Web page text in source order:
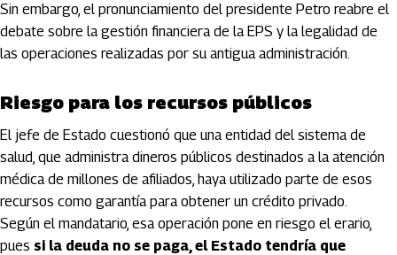
Sin embargo, el pronunciamiento del presidente Petro reabre el
debate sobre la gestión financiera de la EPS y la legalidad de
las operaciones realizadas por su antigua administración.
Riesgo para los recursos públicos
El jefe de Estado cuestionó que una entidad del sistema de
salud, que administra dineros públicos destinados a la atención
médica de millones de afiliados, haya utilizado parte de esos
recursos como garantía para obtener un crédito privado.
Según el mandatario, esa operación pone en riesgo el erario,
pues si la deuda no se paga, el Estado tendría que